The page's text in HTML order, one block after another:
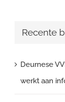
Recente
Deurnese
werkt aan